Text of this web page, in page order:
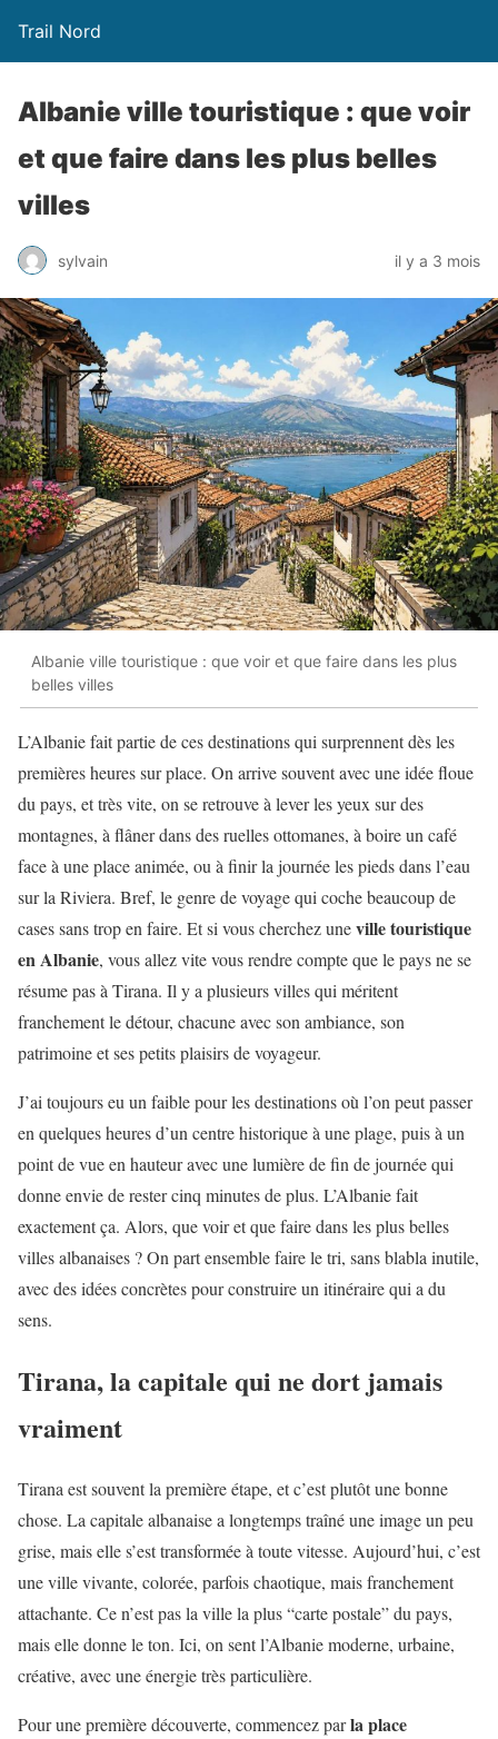
Trail Nord
Albanie ville touristique : que voir
et que faire dans les plus belles
villes
sylvain il y a 3 mois
Albanie ville touristique : que voir et que faire dans les plus
belles villes
L’Albanie fait partie de ces destinations qui surprennent dès les
premières heures sur place. On arrive souvent avec une idée floue
du pays, et très vite, on se retrouve à lever les yeux sur des
montagnes, à flâner dans des ruelles ottomanes, à boire un café
face à une place animée, ou à finir la journée les pieds dans l’eau
sur la Riviera. Bref, le genre de voyage qui coche beaucoup de
cases sans trop en faire. Et si vous cherchez uneville touristique
en Albanie, vous allez vite vous rendre compte que le pays ne se
résume pas à Tirana. Il y a plusieurs villes qui méritent
franchement le détour, chacune avec son ambiance, son
patrimoine et ses petits plaisirs de voyageur.
J’ai toujours eu un faible pour les destinations où l’on peut passer
en quelques heures d’un centre historique à une plage, puis à un
point de vue en hauteur avec une lumière de fin de journée qui
donne envie de rester cinq minutes de plus. L’Albanie fait
exactement ça. Alors, que voir et que faire dans les plus belles
villes albanaises ? On part ensemble faire le tri, sans blabla inutile,
avec des idées concrètes pour construire un itinéraire qui a du
sens.
Tirana, la capitale qui ne dort jamais
vraiment
Tirana est souvent la première étape, et c’est plutôt une bonne
chose. La capitale albanaise a longtemps traîné une image un peu
grise, mais elle s’est transformée à toute vitesse. Aujourd’hui, c’est
une ville vivante, colorée, parfois chaotique, mais franchement
attachante. Ce n’est pas la ville la plus “carte postale” du pays,
mais elle donne le ton. Ici, on sent l’Albanie moderne, urbaine,
créative, avec une énergie très particulière.
Pour une première découverte, commencez parla place